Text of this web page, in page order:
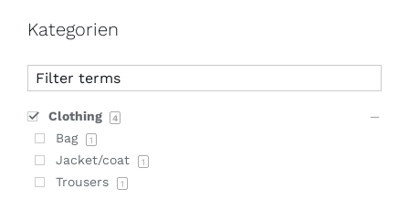
Kategorien
Clothing 4
Bag 1
Jacket/coat 1
Trousers 1